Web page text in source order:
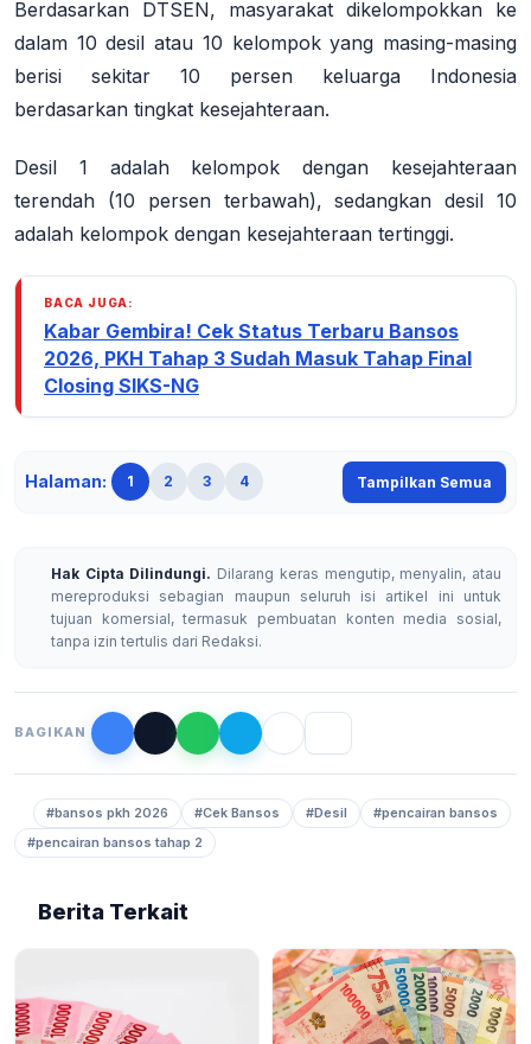
Berdasarkan DTSEN, masyarakat dikelompokkan ke
dalam 10 desil atau 10 kelompok yang masing-masing
berisi sekitar 10 persen keluarga Indonesia
berdasarkan tingkat kesejahteraan.
Desil 1 adalah kelompok dengan kesejahteraan
terendah (10 persen terbawah), sedangkan desil 10
adalah kelompok dengan kesejahteraan tertinggi.
BACA JUGA:
Kabar Gembira! Cek Status Terbaru Bansos
2026, PKH Tahap 3 Sudah Masuk Tahap Final
Closing SIKS-NG
Halaman: 1 2 3 4 Tampilkan Semua
Hak Cipta Dilindungi. Dilarang keras mengutip, menyalin, atau
mereproduksi sebagian maupun seluruh isi artikel ini untuk
tujuan komersial, termasuk pembuatan konten media sosial,
tanpa izin tertulis dari Redaksi.
BAGIKAN
#bansos pkh 2026 #Cek Bansos #Desil
#pencairan bansos
#pencairan bansos tahap 2
Berita Terkait